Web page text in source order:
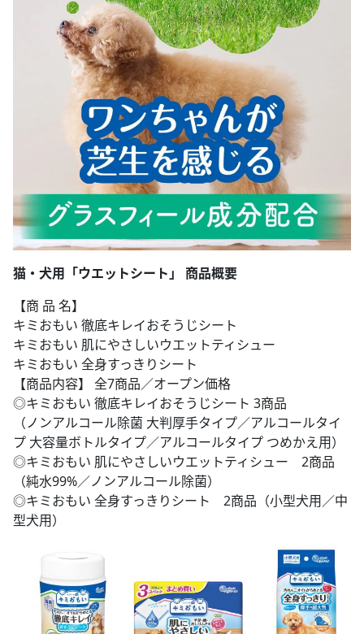
猫・犬用「ウエットシート」 商品概要
【商 品 名】
キミおもい 徹底キレイおそうじシート
キミおもい 肌にやさしいウエットティシュー
キミおもい 全身すっきりシート
【商品内容】 全7商品／オープン価格
◎キミおもい 徹底キレイおそうじシート 3商品
（ノンアルコール除菌 大判厚手タイプ／アルコールタイ
プ 大容量ボトルタイプ／アルコールタイプ つめかえ用）
◎キミおもい 肌にやさしいウエットティシュー 2商品
（純水99%／ノンアルコール除菌）
◎キミおもい 全身すっきりシート 2商品（小型犬用／中
型犬用）